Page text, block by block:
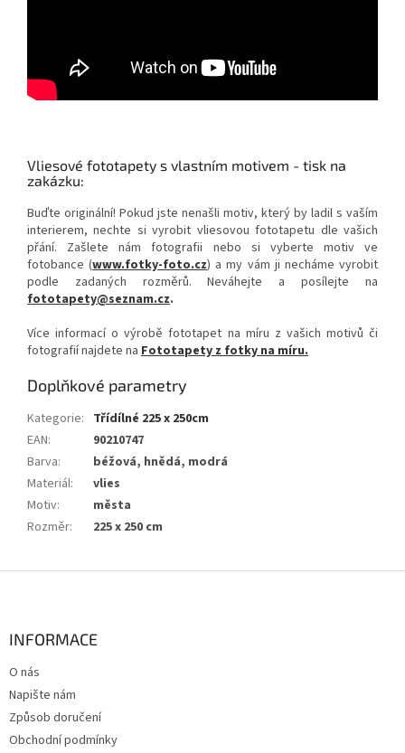
Vliesové fototapety s vlastním motivem - tisk na
zakázku:
Buďte originální! Pokud jste nenašli motiv, který by ladil s vaším
interierem, nechte si vyrobit vliesovou fototapetu dle vašich
přání. Zašlete nám fotografii nebo si vyberte motiv ve
fotobance (www.fotky-foto.cz) a my vám ji necháme vyrobit
podle zadaných rozměrů. Neváhejte a posílejte na
fototapety@seznam.cz.
Více informací o výrobě fototapet na míru z vašich motivů či
fotografií najdete na Fototapety z fotky na míru.
Doplňkové parametry
Kategorie: Třídílné 225 x 250cm
EAN:
90210747
Barva:
béžová, hnědá, modrá
Materiál:
vlies
Motiv:
města
Rozměr: 225 x 250 cm
INFORMACE
O nás
Napište nám
Způsob doručení
Obchodní podmínky